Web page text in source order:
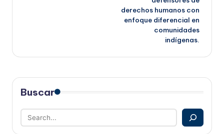
derechos humanos con
enfoque diferencial en
comunidades
indígenas.
Buscar